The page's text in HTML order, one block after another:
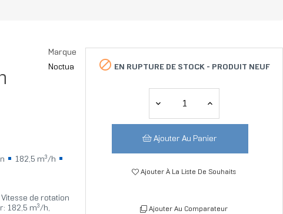
Marque
Noctua
182,5 m³/h
Vitesse de rotation
182,5 m³/h,
 EN RUPTURE DE STOCK - PRODUIT NEUF
Ajouter Au Panier
Ajouter À La Liste De Souhaits
Ajouter Au Comparateur